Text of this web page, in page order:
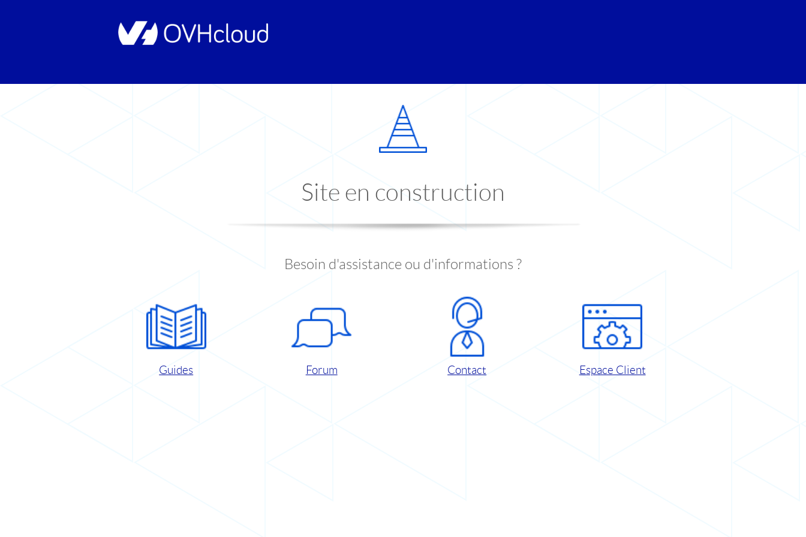
Site en construction
Besoin d'assistance ou d'informations ?
Guides Forum Contact Espace Client